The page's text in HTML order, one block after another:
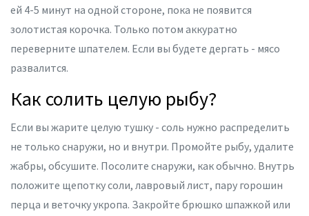
ей 4-5 минут на одной стороне, пока не появится
золотистая корочка. Только потом аккуратно
переверните шпателем. Если вы будете дергать - мясо
развалится.
Как солить целую рыбу?
Если вы жарите целую тушку - соль нужно распределить
не только снаружи, но и внутри. Промойте рыбу, удалите
жабры, обсушите. Посолите снаружи, как обычно. Внутрь
положите щепотку соли, лавровый лист, пару горошин
перца и веточку укропа. Закройте брюшко шпажкой или